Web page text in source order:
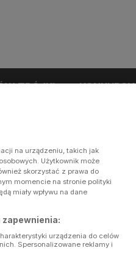
TRÓJKI KONKURSY
na urządzeniu, takich jak
Użytkownik może
skorzystać z prawa do
momencie na stronie polityki
miały wpływu na dane
urządzenia do celów
Spersonalizowane reklamy i